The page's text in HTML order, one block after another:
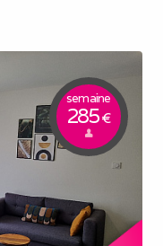
semaine
285€